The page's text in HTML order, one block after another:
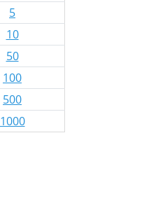
5
10
50
100
500
1000